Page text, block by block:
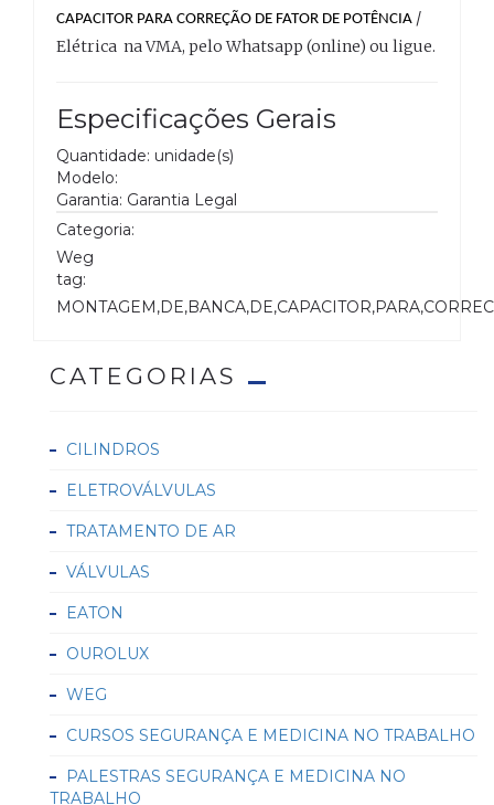
CAPACITOR PARA CORREÇÃO DE FATOR DE POTÊNCIA /
Elétrica na VMA, pelo Whatsapp (online) ou ligue.
Especificações Gerais
Quantidade: unidade(s)
Modelo:
Garantia: Garantia Legal
Categoria:
Weg
tag:
CATEGORIAS
CILINDROS
ELETROVÁLVULAS
TRATAMENTO DE AR
VÁLVULAS
EATON
OUROLUX
WEG
CURSOS SEGURANÇA E MEDICINA NO TRABALHO
PALESTRAS SEGURANÇA E MEDICINA NO
TRABALHO